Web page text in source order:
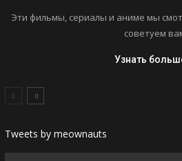
Эти фильмы, сериалы и аниме мы
советуем
Узнать
Tweets by meownauts